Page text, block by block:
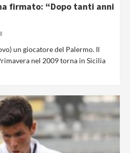
firmato: “Dopo tanti anni
un giocatore del Palermo. Il
nel 2009 torna in Sicilia